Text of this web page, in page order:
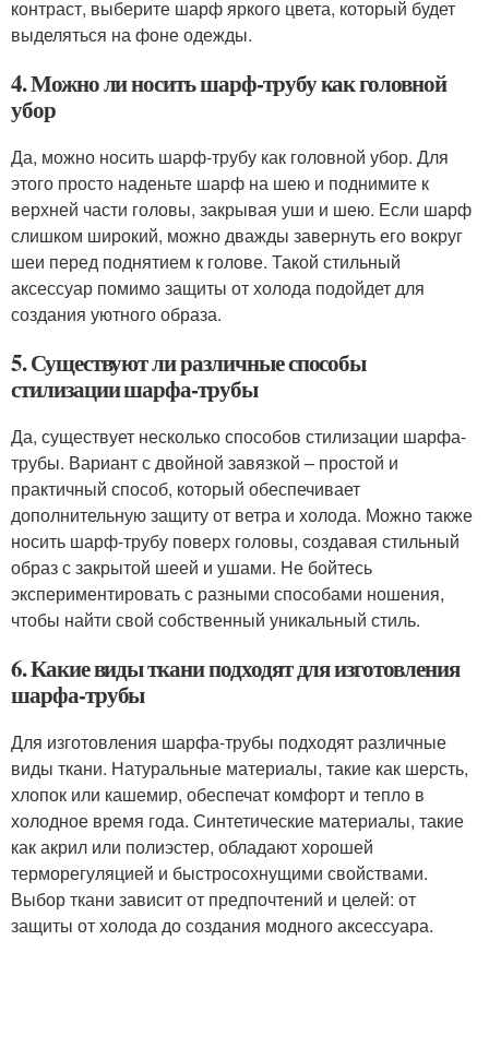
контраст, выберите шарф яркого цвета, который будет
выделяться на фоне одежды.
4. Можно ли носить шарф-трубу как головной
убор
Да, можно носить шарф-трубу как головной убор. Для
этого просто наденьте шарф на шею и поднимите к
верхней части головы, закрывая уши и шею. Если шарф
слишком широкий, можно дважды завернуть его вокруг
шеи перед поднятием к голове. Такой стильный
аксессуар помимо защиты от холода подойдет для
создания уютного образа.
5. Существуют ли различные способы
стилизации шарфа-трубы
Да, существует несколько способов стилизации шарфа-
трубы. Вариант с двойной завязкой – простой и
практичный способ, который обеспечивает
дополнительную защиту от ветра и холода. Можно также
носить шарф-трубу поверх головы, создавая стильный
образ с закрытой шеей и ушами. Не бойтесь
экспериментировать с разными способами ношения,
чтобы найти свой собственный уникальный стиль.
6. Какие виды ткани подходят для изготовления
шарфа-трубы
Для изготовления шарфа-трубы подходят различные
виды ткани. Натуральные материалы, такие как шерсть,
хлопок или кашемир, обеспечат комфорт и тепло в
холодное время года. Синтетические материалы, такие
как акрил или полиэстер, обладают хорошей
терморегуляцией и быстросохнущими свойствами.
Выбор ткани зависит от предпочтений и целей: от
защиты от холода до создания модного аксессуара.